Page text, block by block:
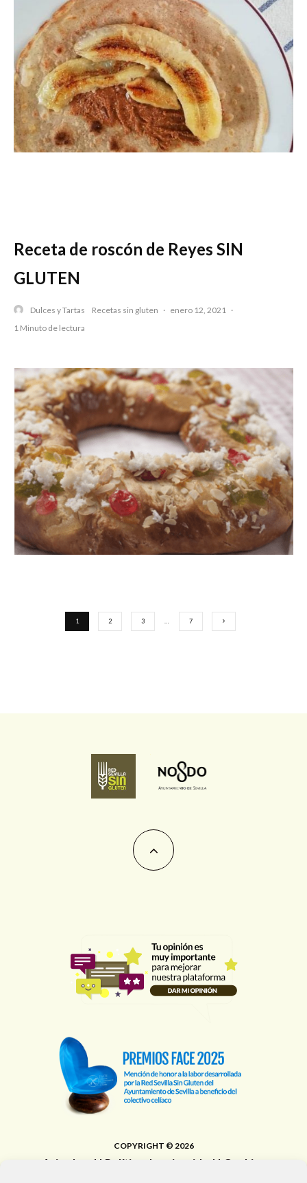
Receta de roscón de Reyes SIN
GLUTEN
Dulces y Tartas Recetas sin gluten · enero 12, 2021
·
1 Minuto de lectura
1 2 3 7
COPYRIGHT © 2026
Aviso legal| Política de privacidad | Cookies